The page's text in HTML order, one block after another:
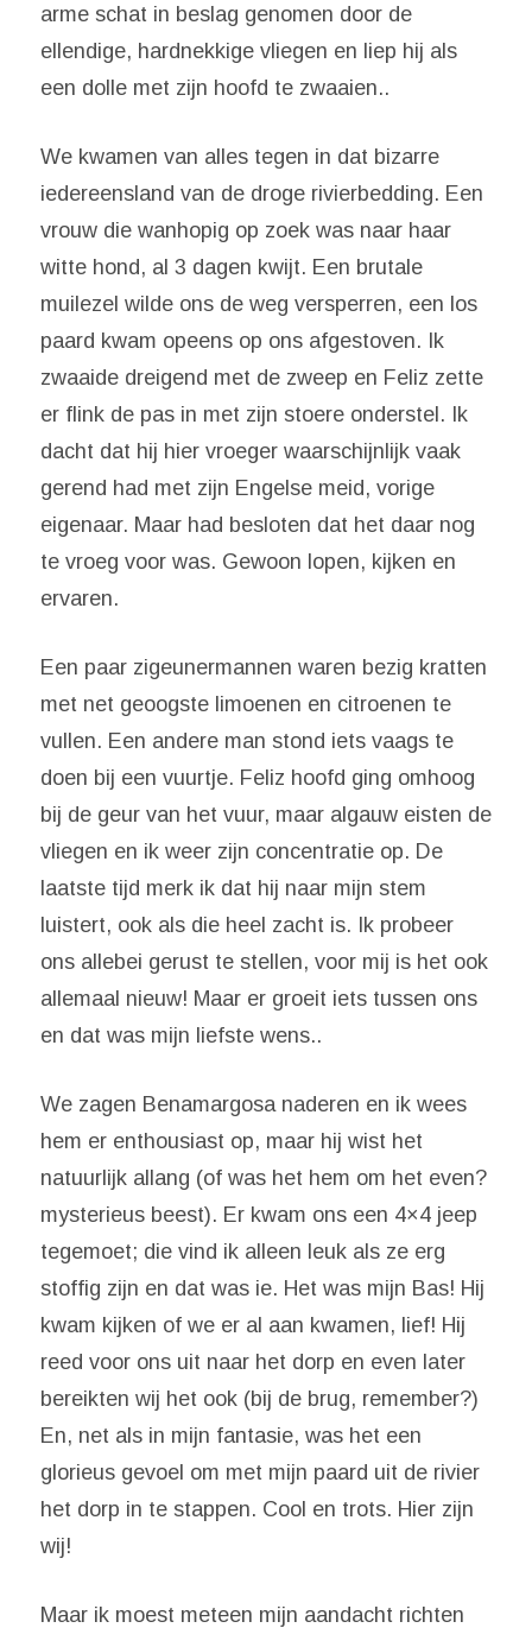
arme schat in beslag genomen door de
ellendige, hardnekkige vliegen en liep hij als
een dolle met zijn hoofd te zwaaien..
We kwamen van alles tegen in dat bizarre
iedereensland van de droge rivierbedding. Een
vrouw die wanhopig op zoek was naar haar
witte hond, al 3 dagen kwijt. Een brutale
muilezel wilde ons de weg versperren, een los
paard kwam opeens op ons afgestoven. Ik
zwaaide dreigend met de zweep en Feliz zette
er flink de pas in met zijn stoere onderstel. Ik
dacht dat hij hier vroeger waarschijnlijk vaak
gerend had met zijn Engelse meid, vorige
eigenaar. Maar had besloten dat het daar nog
te vroeg voor was. Gewoon lopen, kijken en
ervaren.
Een paar zigeunermannen waren bezig kratten
met net geoogste limoenen en citroenen te
vullen. Een andere man stond iets vaags te
doen bij een vuurtje. Feliz hoofd ging omhoog
bij de geur van het vuur, maar algauw eisten de
vliegen en ik weer zijn concentratie op. De
laatste tijd merk ik dat hij naar mijn stem
luistert, ook als die heel zacht is. Ik probeer
ons allebei gerust te stellen, voor mij is het ook
allemaal nieuw! Maar er groeit iets tussen ons
en dat was mijn liefste wens..
We zagen Benamargosa naderen en ik wees
hem er enthousiast op, maar hij wist het
natuurlijk allang (of was het hem om het even?
mysterieus beest). Er kwam ons een 4×4 jeep
tegemoet; die vind ik alleen leuk als ze erg
stoffig zijn en dat was ie. Het was mijn Bas! Hij
kwam kijken of we er al aan kwamen, lief! Hij
reed voor ons uit naar het dorp en even later
bereikten wij het ook (bij de brug, remember?)
En, net als in mijn fantasie, was het een
glorieus gevoel om met mijn paard uit de rivier
het dorp in te stappen. Cool en trots. Hier zijn
wij!
Maar ik moest meteen mijn aandacht richten